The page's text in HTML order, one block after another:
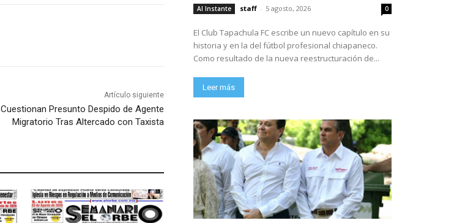
Artículo siguiente
Cuestionan Presunto Despido de Agente
Migratorio Tras Altercado con Taxista
Al Instante staff - 5 agosto, 2026 0
El Club Tapachula FC escribe un nuevo capítulo en su
historia y en la del fútbol profesional chiapaneco.
Como resultado de la nueva reestructuración de...
Leer más